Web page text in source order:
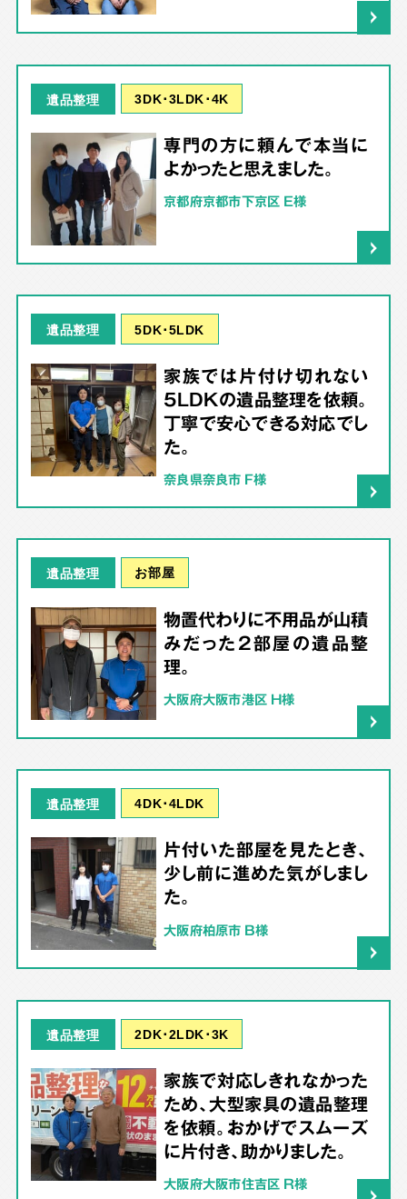
遺品整理 3DK･3LDK･4K
専門の方に頼んで本当に
よかったと思えました。
京都府京都市下京区 E様
遺品整理 5DK･5LDK
家族では片付け切れない
5LDKの遺品整理を依頼。
丁寧で安心できる対応でし
た。
奈良県奈良市 F様
遺品整理 お部屋
物置代わりに不用品が山積
みだった2部屋の遺品整
理。
大阪府大阪市港区 H様
遺品整理 4DK･4LDK
片付いた部屋を見たとき、
少し前に進めた気がしまし
た。
大阪府柏原市 B様
遺品整理 2DK･2LDK･3K
家族で対応しきれなかった
ため、大型家具の遺品整理
を依頼。おかげでスムーズ
に片付き、助かりました。
大阪府大阪市住吉区 R様